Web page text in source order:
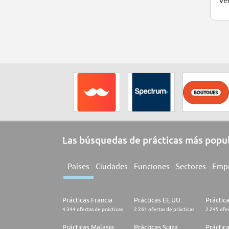
Las búsquedas de prácticas más
Países Ciudades Funciones Sectores
Prácticas Francia
4.344 ofertas de prácticas
Prácticas EE.UU.
2.261 ofertas de prácticas 2.245
Prácticas Malasia Prácticas Suiza